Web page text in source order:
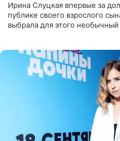
Ирина Слуцкая впервые за
публике своего взрослого
выбрала для этого